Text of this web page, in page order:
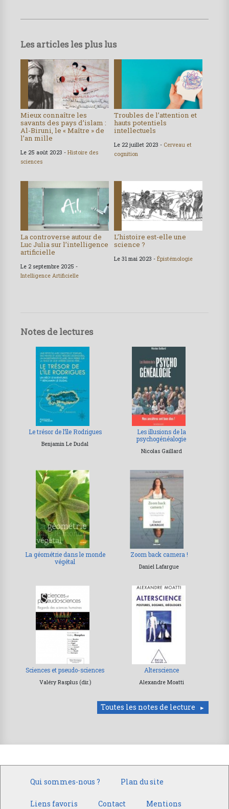
Les articles les plus lus
Mieux connaître les
savants des pays d’islam :
Al-Biruni, le « Maître » de
l’an mille
Le 25 août 2023 - Histoire des
sciences
Troubles de l’attention et
hauts potentiels
intellectuels
Le 22 juillet 2023 - Cerveau et
cognition
La controverse autour de
Luc Julia sur l’intelligence
artificielle
Le 2 septembre 2025 -
Intelligence Artificielle
L’histoire est-elle une
science ?
Le 31 mai 2023 - Épistémologie
Notes de lectures
Le trésor de l’île Rodrigues
Benjamin Le Dudal
Les illusions de la
psychogénéalogie
Nicolas Gaillard
La géométrie dans le monde
végétal
Zoom back camera !
Daniel Lafargue
Sciences et pseudo-sciences
Valéry Rasplus (dir.)
Alterscience
Alexandre Moatti
Toutes les notes de lecture
Qui sommes-nous ? Plan du site
Liens favoris Contact Mentions